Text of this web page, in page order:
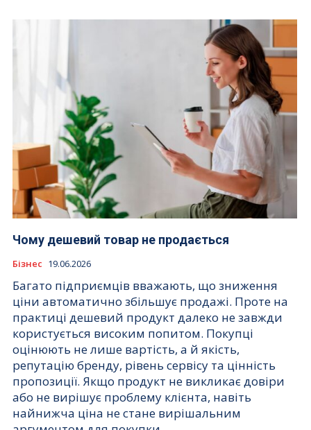
Чому дешевий товар не продається
Бізнес 19.06.2026
Багато підприємців вважають, що зниження
ціни автоматично збільшує продажі. Проте на
практиці дешевий продукт далеко не завжди
користується високим попитом. Покупці
оцінюють не лише вартість, а й якість,
репутацію бренду, рівень сервісу та цінність
пропозиції. Якщо продукт не викликає довіри
або не вирішує проблему клієнта, навіть
найнижча ціна не стане вирішальним